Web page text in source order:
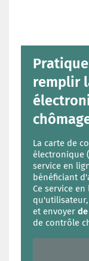
remplir
La carte de
électronique
service en
bénéficiant
Ce service
et envoyer
de contrôle